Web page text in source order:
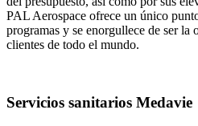
PAL Aerospace ofrece un único
programas y se enorgullece de ser la
clientes de todo el mundo.
Servicios sanitarios Medavie